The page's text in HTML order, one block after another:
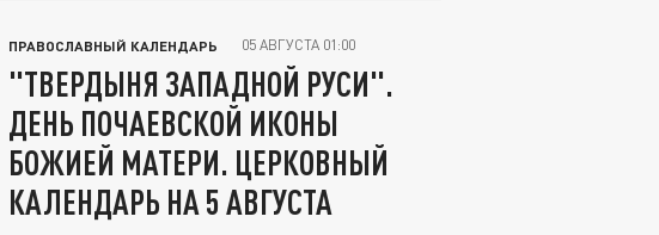
ПРАВОСЛАВНЫЙ КАЛЕНДАРЬ 05 АВГУСТА 01:00
"ТВЕРДЫНЯ ЗАПАДНОЙ РУСИ".
ДЕНЬ ПОЧАЕВСКОЙ ИКОНЫ
БОЖИЕЙ МАТЕРИ. ЦЕРКОВНЫЙ
КАЛЕНДАРЬ НА 5 АВГУСТА